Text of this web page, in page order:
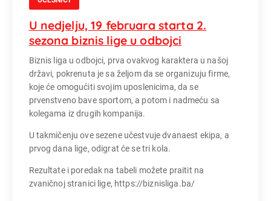
U nedjelju, 19 februara starta 2.
sezona biznis lige u odbojci
Biznis liga u odbojci, prva ovakvog karaktera u našoj
državi, pokrenuta je sa željom da se organizuju firme,
koje će omogućiti svojim uposlenicima, da se
prvenstveno bave sportom, a potom i nadmeću sa
kolegama iz drugih kompanija.
U takmičenju ove sezene učestvuje dvanaest ekipa, a
prvog dana lige, odigrat će se tri kola.
Rezultate i poredak na tabeli možete praitit na
zvaničnoj stranici lige, https://biznisliga.ba/